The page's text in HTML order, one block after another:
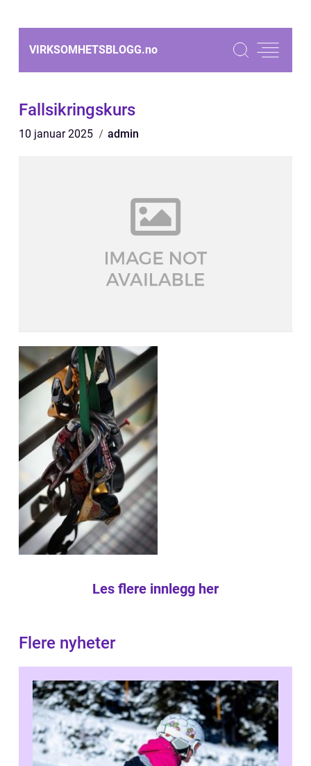
VIRKSOMHETSBLOGG.no
Fallsikringskurs
10 januar 2025 admin
Les flere innlegg her
Flere nyheter